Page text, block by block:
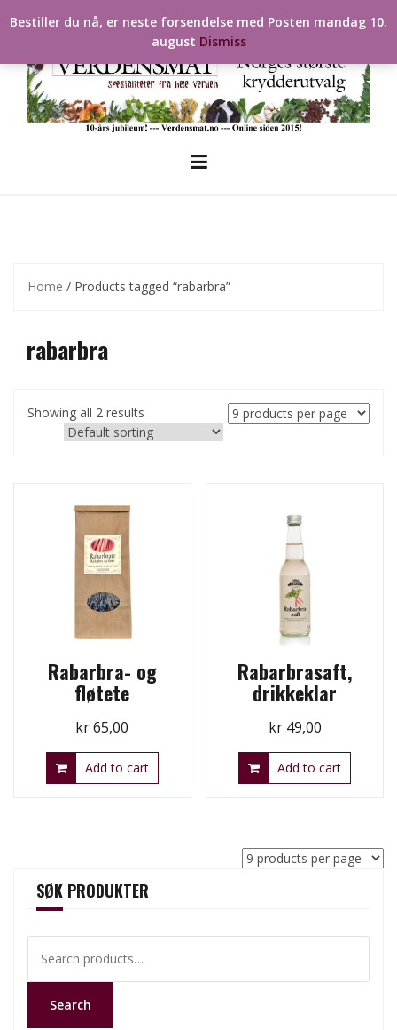
to
Home / Products tagged “rabarbra”
rabarbra
Showing all 2 results
Rabarbra- og
fløtete
kr65,00
Add to cart
Rabarbrasaft,
drikkeklar
kr49,00
Add to cart
SØK PRODUKTER
for:
Search
Bestiller du nå, er neste forsendelse med Posten mandag 10.
august Dismiss